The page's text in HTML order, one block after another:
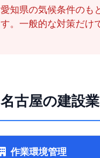
愛知県の気候条件のも
す。一般的な対策だけ
名古屋の建設
作業環境管理